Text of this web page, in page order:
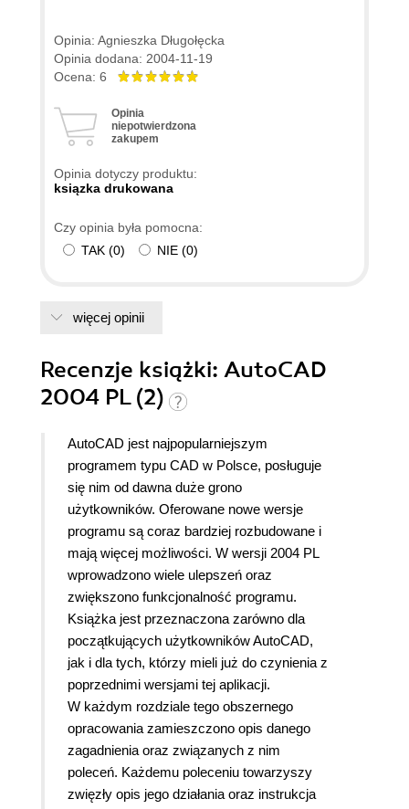
Opinia: Agnieszka Długołęcka
Opinia dodana: 2004-11-19
Ocena: 6
Opinia
niepotwierdzona
zakupem
Opinia dotyczy produktu:
ksiązka drukowana
Czy opinia była pomocna:
TAK (0) NIE (0)
więcej opinii
Recenzje książki: AutoCAD
2004 PL (2)
AutoCAD jest najpopularniejszym
programem typu CAD w Polsce, posługuje
się nim od dawna duże grono
użytkowników. Oferowane nowe wersje
programu są coraz bardziej rozbudowane i
mają więcej możliwości. W wersji 2004 PL
wprowadzono wiele ulepszeń oraz
zwiększono funkcjonalność programu.
Książka jest przeznaczona zarówno dla
początkujących użytkowników AutoCAD,
jak i dla tych, którzy mieli już do czynienia z
poprzednimi wersjami tej aplikacji.
W każdym rozdziale tego obszernego
opracowania zamieszczono opis danego
zagadnienia oraz związanych z nim
poleceń. Każdemu poleceniu towarzyszy
zwięzły opis jego działania oraz instrukcja